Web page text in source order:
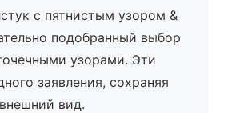
с пятнистым узором &
подобранный выбор
узорами. Эти
заявления, сохраняя
вид.